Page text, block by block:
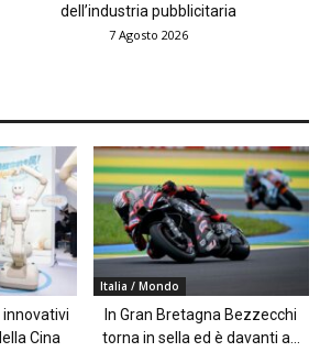
dell’industria pubblicitaria
7 Agosto 2026
innovativi
Cina
Italia / Mondo
In Gran Bretagna Bezzecchi
torna in sella ed è davanti a...